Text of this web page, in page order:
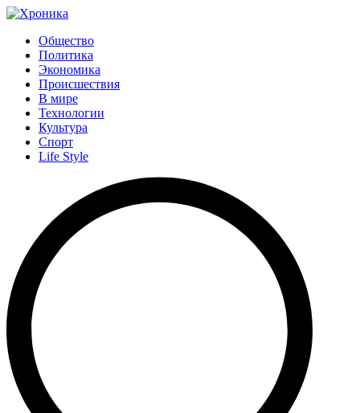
Общество
Политика
Экономика
Происшествия
В мире
Технологии
Культура
Спорт
Life Style